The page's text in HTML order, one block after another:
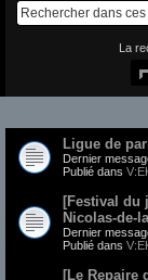
La
Ligue de
Dernier
Publié dans
[Festival du
Nicolas-de-
Dernier
Publié dans
[Le